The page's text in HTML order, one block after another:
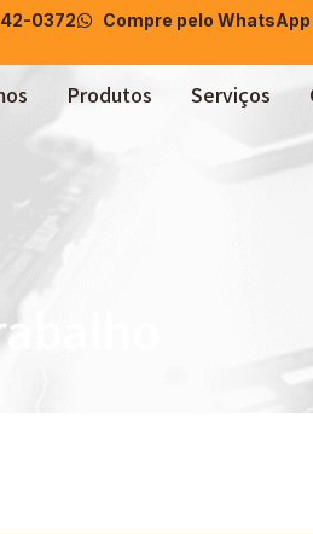
0372 Compre pelo WhatsApp
Produtos Serviços